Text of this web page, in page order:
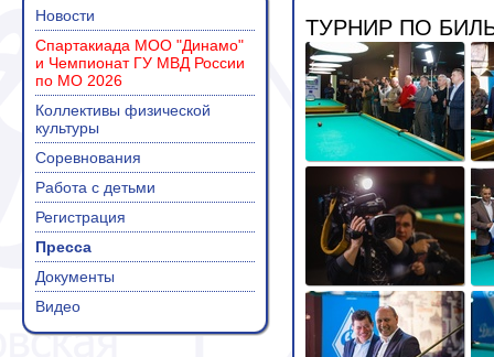
Новости
Спартакиада МОО "Динамо"
и Чемпионат ГУ МВД России
по МО 2026
Коллективы физической
культуры
Соревнования
Работа с детьми
Регистрация
Пресса
Документы
Видео
ТУРНИР ПО